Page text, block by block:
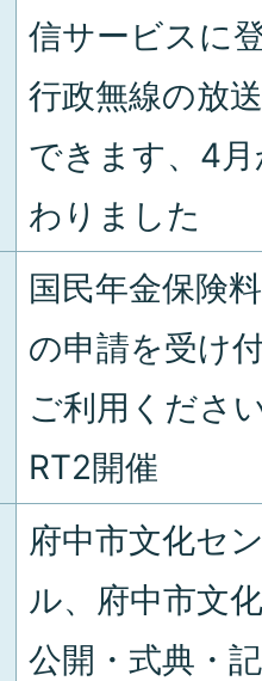
信サービスに
行政無線の放
できます、4
わりました
国民年金保険
の申請を受け
ご利用くださ
RT2開催
府中市文化セ
ル、府中市文
公開・式典・